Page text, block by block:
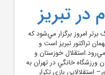
در تبريز
امروز برگزار مي‌شود که
تراکتور تبريز است و
خوزستان و
ورزشگاه خانگي در تهران به
استقلالاين بازي تکرار